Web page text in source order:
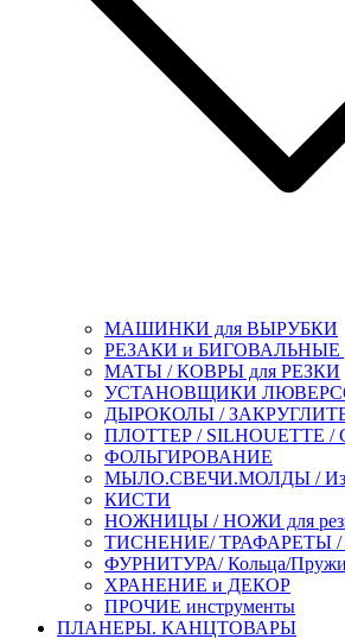
МАШИНКИ для ВЫРУБКИ
РЕЗАКИ и
МАТЫ / КОВРЫ для РЕЗКИ
УСТАНОВЩИКИ
ДЫРОКОЛЫ /
ПЛОТТЕР / SILHOUETTE /
ФОЛЬГИРОВАНИЕ
МЫЛО.СВЕЧИ.МОЛДЫ /
КИСТИ
НОЖНИЦЫ / НОЖИ для
ТИСНЕНИЕ/ ТРАФАРЕТЫ /
ФУРНИТУРА/ Кольца/
ХРАНЕНИЕ и ДЕКОР
ПРОЧИЕ инструменты
ПЛАНЕРЫ. КАНЦТОВАРЫ